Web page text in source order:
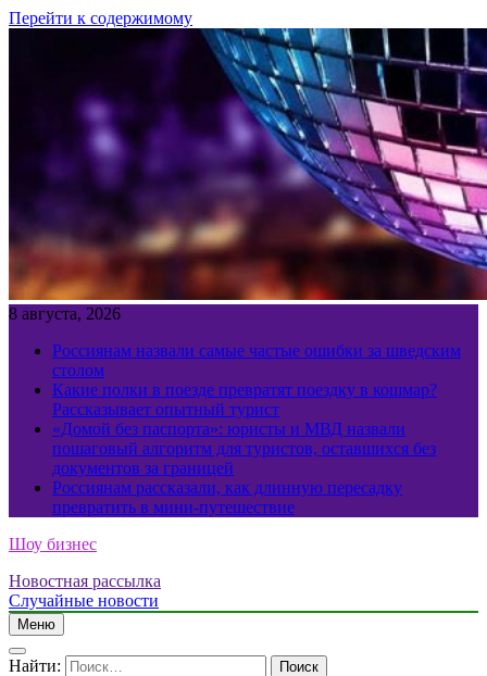
Перейти к содержимому
8 августа, 2026
Россиянам назвали самые частые ошибки за шведским
столом
Какие полки в поезде превратят поездку в кошмар?
Рассказывает опытный турист
«Домой без паспорта»: юристы и МВД назвали
пошаговый алгоритм для туристов, оставшихся без
документов за границей
Россиянам рассказали, как длинную пересадку
превратить в мини-путешествие
Шоу бизнес
Новостная рассылка
Случайные новости
Меню
Найти: